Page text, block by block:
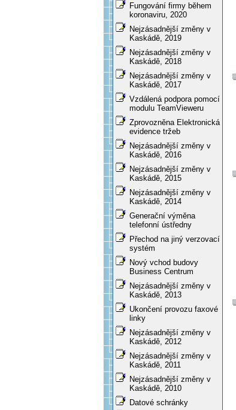
Fungování firmy během
koronaviru, 2020
Nejzásadnější změny v
Kaskádě, 2019
Nejzásadnější změny v
Kaskádě, 2018
Nejzásadnější změny v
Kaskádě, 2017
Vzdálená podpora pomocí
modulu TeamVieweru
Zprovozněna Elektronická
evidence tržeb
Nejzásadnější změny v
Kaskádě, 2016
Nejzásadnější změny v
Kaskádě, 2015
Nejzásadnější změny v
Kaskádě, 2014
Generační výměna
telefonní ústředny
Přechod na jiný verzovací
systém
Nový vchod budovy
Business Centrum
Nejzásadnější změny v
Kaskádě, 2013
Ukončení provozu faxové
linky
Nejzásadnější změny v
Kaskádě, 2012
Nejzásadnější změny v
Kaskádě, 2011
Nejzásadnější změny v
Kaskádě, 2010
Datové schránky